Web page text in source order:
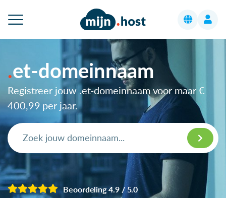
et-domeinnaam
Registreer jouw .et-domeinnaam voor maar €
400,99 per jaar.
Beoordeling 4.9 / 5.0